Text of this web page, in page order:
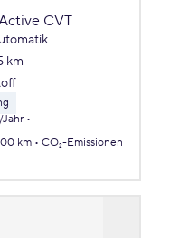
CVT
km
km
CO₂-Emissionen